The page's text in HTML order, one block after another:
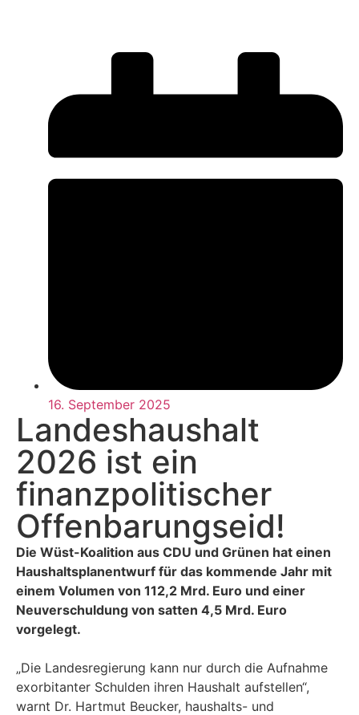
16. September 2025
Landeshaushalt
2026 ist ein
finanzpolitischer
Offenbarungseid!
Die Wüst-Koalition aus CDU und Grünen hat einen
Haushaltsplanentwurf für das kommende Jahr mit
einem Volumen von 112,2 Mrd. Euro und einer
Neuverschuldung von satten 4,5 Mrd. Euro
vorgelegt.
„Die Landesregierung kann nur durch die Aufnahme
exorbitanter Schulden ihren Haushalt aufstellen“,
warnt Dr. Hartmut Beucker, haushalts- und